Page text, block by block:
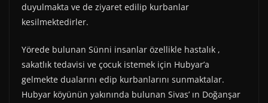
duyulmakta ve de ziyaret edilip kurbanlar
kesilmektedirler.
Yörede bulunan Sünni insanlar özellikle hastalık ,
sakatlık tedavisi ve çocuk istemek için Hubyar’a
gelmekte dualarını edip kurbanlarını sunmaktalar.
Hubyar köyünün yakınında bulunan Sivas’ ın Doğanşar